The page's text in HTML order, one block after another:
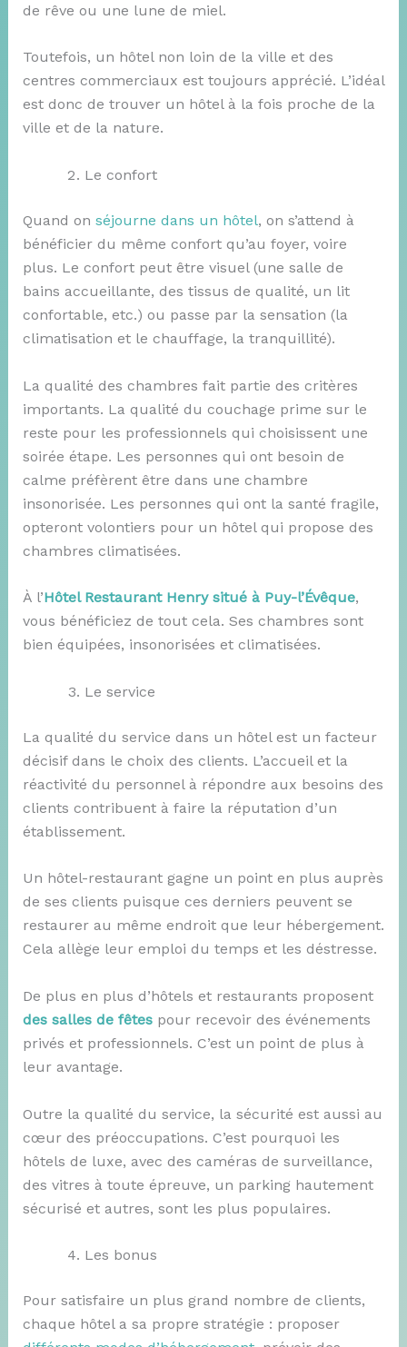
de rêve ou une lune de miel.
Toutefois, un hôtel non loin de la ville et des
centres commerciaux est toujours apprécié. L’idéal
est donc de trouver un hôtel à la fois proche de la
ville et de la nature.
Le confort
Quand on séjourne dans un hôtel, on s’attend à
bénéficier du même confort qu’au foyer, voire
plus. Le confort peut être visuel (une salle de
bains accueillante, des tissus de qualité, un lit
confortable, etc.) ou passe par la sensation (la
climatisation et le chauffage, la tranquillité).
La qualité des chambres fait partie des critères
importants. La qualité du couchage prime sur le
reste pour les professionnels qui choisissent une
soirée étape. Les personnes qui ont besoin de
calme préfèrent être dans une chambre
insonorisée. Les personnes qui ont la santé fragile,
opteront volontiers pour un hôtel qui propose des
chambres climatisées.
À l’Hôtel Restaurant Henry situé à Puy-l’Évêque,
vous bénéficiez de tout cela. Ses chambres sont
bien équipées, insonorisées et climatisées.
Le service
La qualité du service dans un hôtel est un facteur
décisif dans le choix des clients. L’accueil et la
réactivité du personnel à répondre aux besoins des
clients contribuent à faire la réputation d’un
établissement.
Un hôtel-restaurant gagne un point en plus auprès
de ses clients puisque ces derniers peuvent se
restaurer au même endroit que leur hébergement.
Cela allège leur emploi du temps et les déstresse.
De plus en plus d’hôtels et restaurants proposent
des salles de fêtespour recevoir des événements
privés et professionnels. C’est un point de plus à
leur avantage.
Outre la qualité du service, la sécurité est aussi au
cœur des préoccupations. C’est pourquoi les
hôtels de luxe, avec des caméras de surveillance,
des vitres à toute épreuve, un parking hautement
sécurisé et autres, sont les plus populaires.
Les bonus
Pour satisfaire un plus grand nombre de clients,
chaque hôtel a sa propre stratégie : proposer